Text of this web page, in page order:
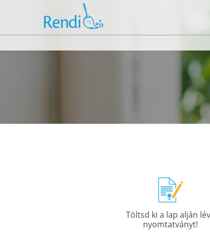
Töltsd ki a lap alján
nyomtatványt!